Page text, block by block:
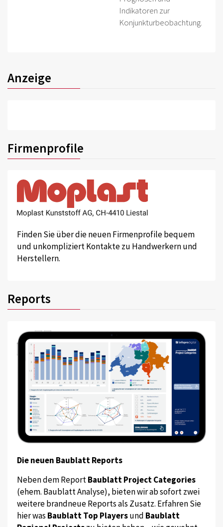
Indikatoren zur
Konjunkturbeobachtung.
Anzeige
Firmenprofile
Finden Sie über die neuen Firmenprofile bequem
und unkompliziert Kontakte zu Handwerkern und
Herstellern.
Reports
Die neuen Baublatt Reports
Neben dem ReportBaublatt Project Categories
(ehem. Baublatt Analyse), bieten wir ab sofort zwei
weitere brandneue Reports als Zusatz. Erfahren Sie
hier was Baublatt Top Playersund Baublatt